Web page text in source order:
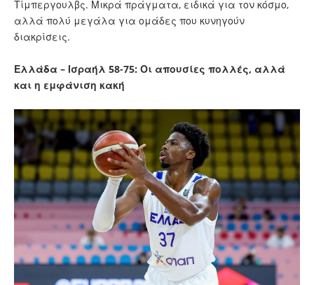
Τίμπεργουλβς. Μικρά πράγματα, ειδικά για τον κόσμο,
αλλά πολύ μεγάλα για ομάδες που κυνηγούν
διακρίσεις.
Ελλάδα – Ισραήλ 58-75: Οι απουσίες πολλές, αλλά
και η εμφάνιση κακή